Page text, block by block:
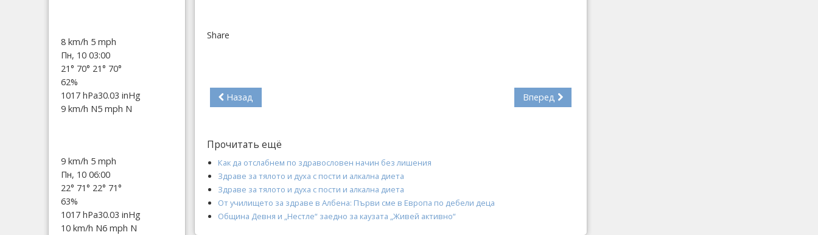
Share
Назад Вперед
Прочитать ещё
Как да отслабнем по здравословен начин без лишения
Здраве за тялото и духа с пости и алкална диета
Здраве за тялото и духа с пости и алкална диета
От училището за здраве в Албена: Първи сме в Европа по дебели деца
Община Девня и „Нестле“ заедно за каузата „Живей активно“
8 km/h 5 mph
Пн, 10 03:00
21° 70° 21° 70°
62%
1017 hPa30.03 inHg
9 km/h N5 mph N
9 km/h 5 mph
Пн, 10 06:00
22° 71° 22° 71°
63%
1017 hPa30.03 inHg
10 km/h N6 mph N